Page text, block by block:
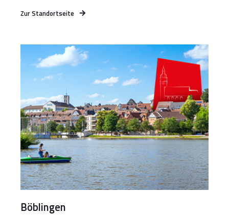
Zur Standortseite
Böblingen